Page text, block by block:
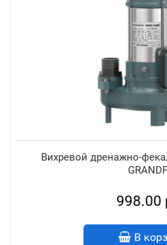
Вихревой дренажно-
998.00
В